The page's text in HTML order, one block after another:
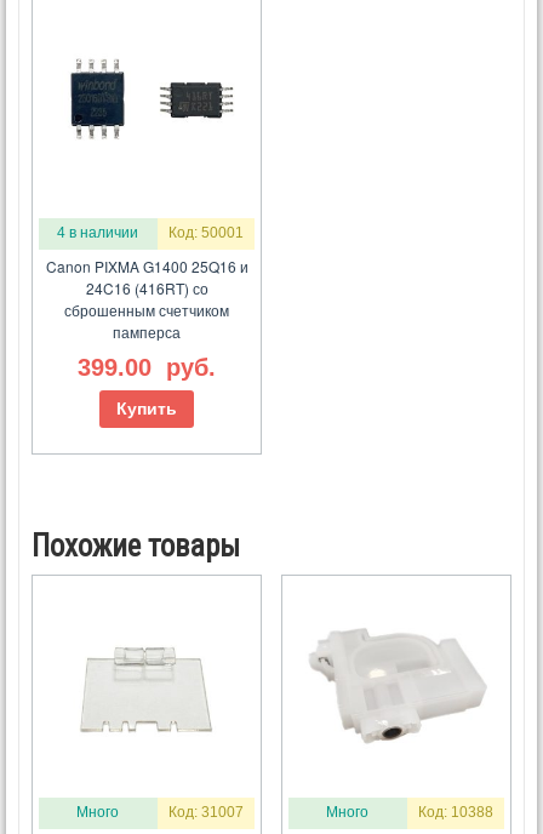
4 в наличии Код: 50001
Canon PIXMA G1400 25Q16 и
24C16 (416RT) со
сброшенным счетчиком
памперса
399.00 руб.
Купить
Похожие товары
Много Код: 31007 Много Код: 10388